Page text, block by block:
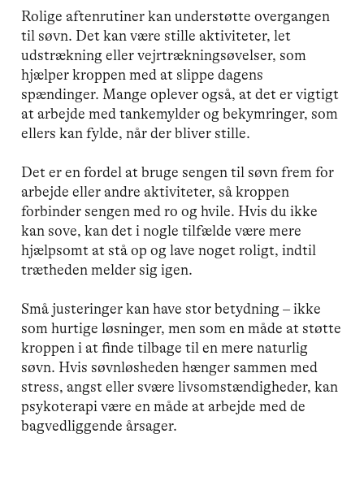
Rolige aftenrutiner kan understøtte overgangen
til søvn. Det kan være stille aktiviteter, let
udstrækning eller vejrtrækningsøvelser, som
hjælper kroppen med at slippe dagens
spændinger. Mange oplever også, at det er vigtigt
at arbejde med tankemylder og bekymringer, som
ellers kan fylde, når der bliver stille.
Det er en fordel at bruge sengen til søvn frem for
arbejde eller andre aktiviteter, så kroppen
forbinder sengen med ro og hvile. Hvis du ikke
kan sove, kan det i nogle tilfælde være mere
hjælpsomt at stå op og lave noget roligt, indtil
trætheden melder sig igen.
Små justeringer kan have stor betydning – ikke
som hurtige løsninger, men som en måde at støtte
kroppen i at finde tilbage til en mere naturlig
søvn. Hvis søvnløsheden hænger sammen med
stress, angst eller svære livsomstændigheder, kan
psykoterapi være en måde at arbejde med de
bagvedliggende årsager.